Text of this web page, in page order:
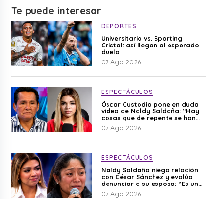
Te puede interesar
DEPORTES
Universitario vs. Sporting
Cristal: así llegan al esperado
duelo
07 Ago 2026
ESPECTÁCULOS
Óscar Custodio pone en duda
video de Naldy Saldaña: “Hay
cosas que de repente se han
editado”
07 Ago 2026
ESPECTÁCULOS
Naldy Saldaña niega relación
con César Sánchez y evalúa
denunciar a su esposa: “Es una
difamación”
07 Ago 2026